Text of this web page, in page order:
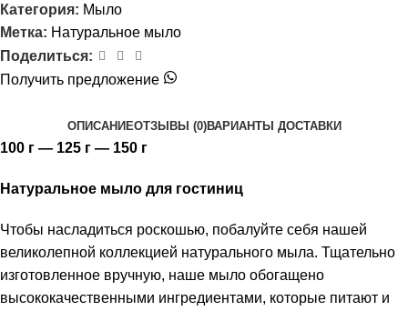
Категория: Мыло
Метка: Натуральное мыло
Поделиться:
Получить предложение
ОПИСАНИЕОТЗЫВЫ (0)ВАРИАНТЫ ДОСТАВКИ
100 г — 125 г — 150 г
Натуральное мыло для гостиниц
Чтобы насладиться роскошью, побалуйте себя нашей
великолепной коллекцией натурального мыла. Тщательно
изготовленное вручную, наше мыло обогащено
высококачественными ингредиентами, которые питают и